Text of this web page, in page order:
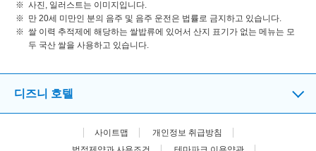
사진, 일러스트는 이미지입니다.
만 20세 미만인 분의 음주 및 음주 운전은 법률로 금지하고 있습니다.
쌀 이력 추적제에 해당하는 쌀밥류에 있어서 산지 표기가 없는 메뉴는 모
두 국산 쌀을 사용하고 있습니다.
디즈니 호텔
사이트맵
개인정보 취급방침